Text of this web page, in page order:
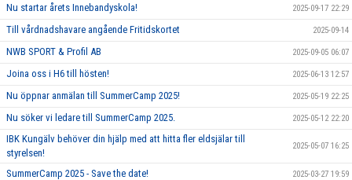
Nu startar årets Innebandyskola! 2025-09-17 22:29
Till vårdnadshavare angående Fritidskortet 2025-09-14
NWB SPORT & Profil AB 2025-09-05 06:07
Joina oss i H6 till hösten! 2025-06-13 12:57
Nu öppnar anmälan till SummerCamp 2025! 2025-05-19 22:25
Nu söker vi ledare till SummerCamp 2025. 2025-05-12 22:20
IBK Kungälv behöver din hjälp med att hitta fler eldsjälar till
styrelsen!
2025-05-07 16:25
SummerCamp 2025 - Save the date! 2025-03-27 19:59